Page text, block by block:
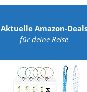
Aktuelle Amazon-
für deine Reise